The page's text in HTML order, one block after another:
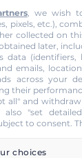
d'un
d'une auto-
l'annuaire
de
14e
à quelques
, we wish
pixels, etc.),
collected on
later,
data (identifiers,
emails,
across your
their
all" and
also "set
to consent.
choices